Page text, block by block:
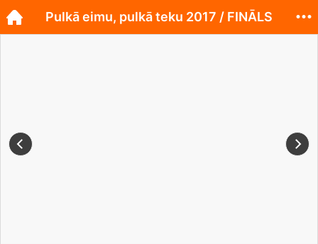
Pulkā eimu, pulkā teku 2017 / FINĀLS